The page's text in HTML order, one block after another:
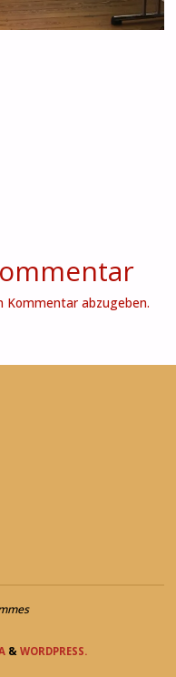
Kommentar abzugeben.
& WORDPRESS.